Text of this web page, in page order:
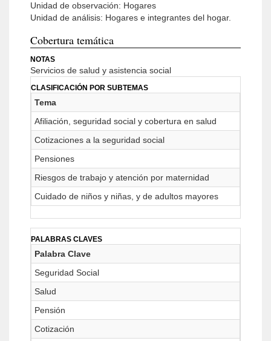
Unidad de observación: Hogares
Unidad de análisis: Hogares e integrantes del hogar.
Cobertura temática
NOTAS
Servicios de salud y asistencia social
CLASIFICACIÓN POR SUBTEMAS
Tema
Afiliación, seguridad social y cobertura en salud
Cotizaciones a la seguridad social
Pensiones
Riesgos de trabajo y atención por maternidad
Cuidado de niños y niñas, y de adultos mayores
PALABRAS CLAVES
Palabra Clave
Seguridad Social
Salud
Pensión
Cotización